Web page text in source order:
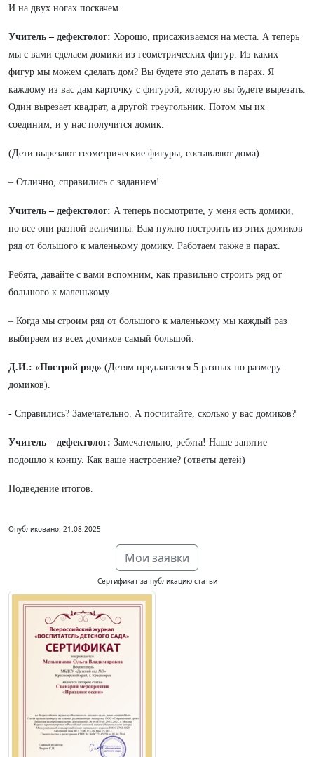
И на двух ногах поскачем.
Учитель – дефектолог: Хорошо, присаживаемся на места. А теперь
мы с вами сделаем домики из геометрических фигур. Из каких
фигур мы можем сделать дом? Вы будете это делать в парах. Я
каждому из вас дам карточку с фигурой, которую вы будете вырезать.
Один вырезает квадрат, а другой треугольник. Потом мы их
соединим, и у нас получится домик.
(Дети вырезают геометрические фигуры, составляют дома)
– Отлично, справились с заданием!
Учитель – дефектолог: А теперь посмотрите, у меня есть домики,
но все они разной величины. Вам нужно построить из этих домиков
ряд от большого к маленькому домику. Работаем также в парах.
Ребята, давайте с вами вспомним, как правильно строить ряд от
большого к маленькому.
– Когда мы строим ряд от большого к маленькому мы каждый раз
выбираем из всех домиков самый большой.
Д.И.: «Построй ряд» (Детям предлагается 5 разных по размеру
домиков).
- Справились? Замечательно. А посчитайте, сколько у вас домиков?
Учитель – дефектолог: Замечательно, ребята! Наше занятие
подошло к концу. Как ваше настроение? (ответы детей)
Подведение итогов.
Опубликовано: 21.08.2025
Мои заявки
Сертификат за публикацию статьи